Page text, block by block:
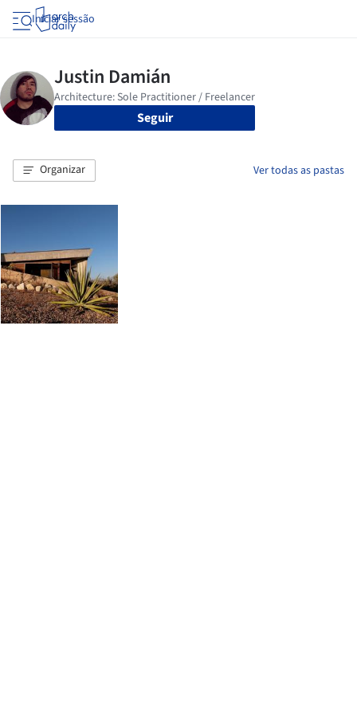
Iniciar sessão
Seguir
Organizar Ver todas as pastas